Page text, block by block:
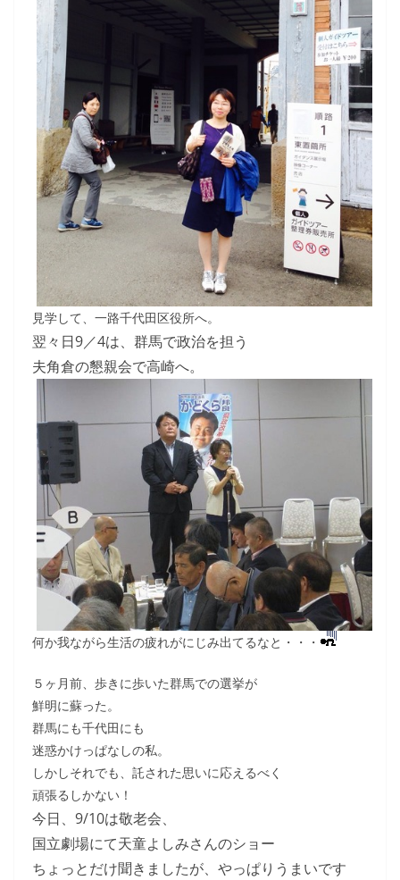
見学して、一路千代田区役所へ。
翌々日9／4は、群馬で政治を担う
夫角倉の懇親会で高崎へ。
何か我ながら生活の疲れがにじみ出てるなと・・・
５ヶ月前、歩きに歩いた群馬での選挙が
鮮明に蘇った。
群馬にも千代田にも
迷惑かけっぱなしの私。
しかしそれでも、託された思いに応えるべく
頑張るしかない！
今日、9/10は敬老会、
国立劇場にて天童よしみさんのショー
ちょっとだけ聞きましたが、やっぱりうまいです